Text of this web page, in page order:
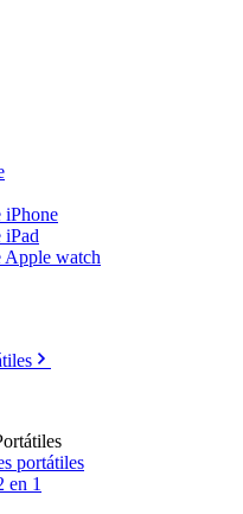
iPhone
iPad
Apple watch
portátiles
en 1